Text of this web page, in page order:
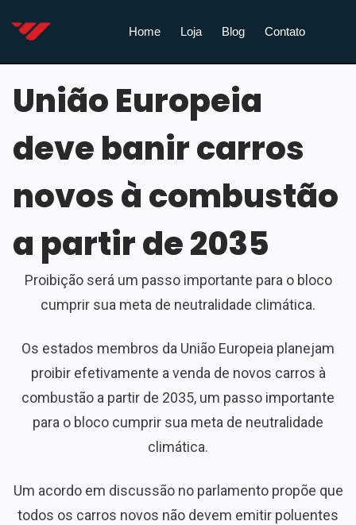
Home Loja Blog Contato
União Europeia
deve banir carros
novos à combustão
a partir de 2035
Proibição será um passo importante para o bloco
cumprir sua meta de neutralidade climática.
Os estados membros da União Europeia planejam
proibir efetivamente a venda de novos carros à
combustão a partir de 2035, um passo importante
para o bloco cumprir sua meta de neutralidade
climática.
Um acordo em discussão no parlamento propõe que
todos os carros novos não devem emitir poluentes